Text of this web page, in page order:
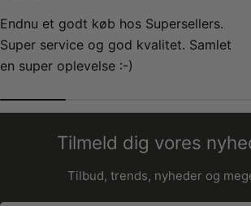
Endnu et godt køb hos Supersellers.
Super service og god kvalitet. Samlet
en super oplevelse :-)
Tilmeld dig vores
Tilbud, trends, nyheder og